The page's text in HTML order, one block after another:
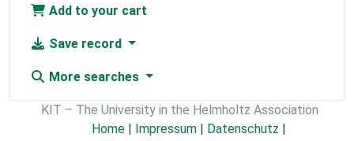
Add to your cart
Save record
More searches
KIT – The University in the Helmholtz Association
Home | Impressum | Datenschutz |